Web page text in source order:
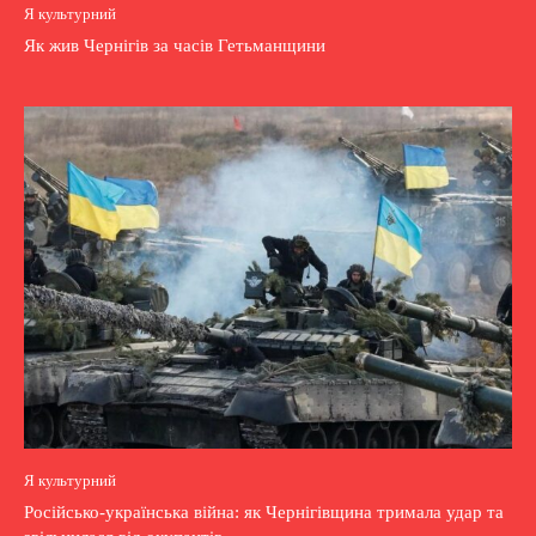
Я культурний
Як жив Чернігів за часів Гетьманщини
Я культурний
Російсько-українська війна: як Чернігівщина тримала удар та